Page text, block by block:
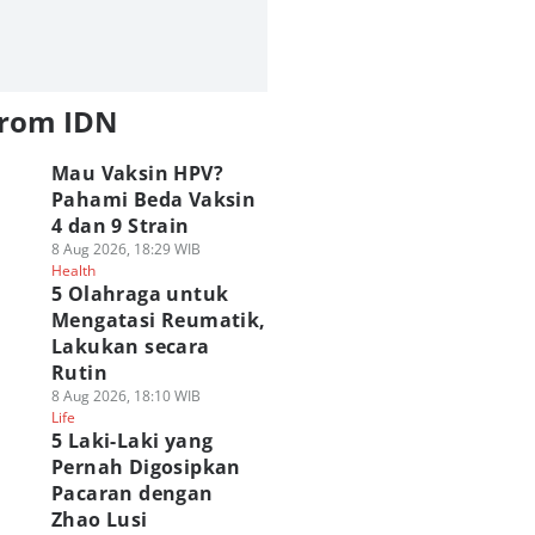
IDN
Mau Vaksin HPV?
Pahami Beda Vaksin
4 dan 9 Strain
8 Aug 2026, 18:29 WIB
Health
5 Olahraga untuk
Mengatasi Reumatik,
Lakukan secara
Rutin
8 Aug 2026, 18:10 WIB
Life
5 Laki-Laki yang
Pernah Digosipkan
Pacaran dengan
Zhao Lusi